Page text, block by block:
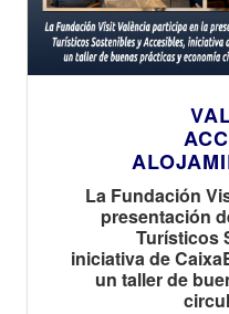
La Fundación
presentación
Turísticos
iniciativa de
un taller de